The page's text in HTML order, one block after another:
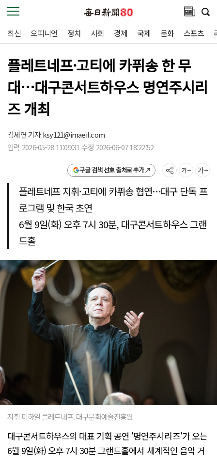
최신 오피니언 정치 사회 경제 국제 문화 스포츠
플레트네프·고티에 카퓌송 한 무
대…대구콘서트하우스 명연주시리
즈 개최
김세연 기자ksy121@imaeil.com
입력 2026-05-28 11:09:31 수정 2026-06-07 18:22:52
구글 검색 선호 출처로 추가
플레트네프 지휘·고티에 카퓌송 협연…대구 단독 프
로그램 및 한국 초연
6월 9일(화) 오후 7시 30분, 대구콘서트하우스 그랜
드홀
지휘 미하일 플레트네프. 대구문화예술진흥원
대구콘서트하우스의 대표 기획 공연 '명연주시리즈'가 오는
6월 9일(화) 오후 7시 30분 그랜드홀에서 세계적인 음악 거